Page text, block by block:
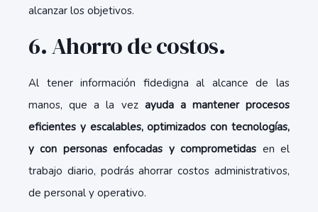
alcanzar los objetivos.
6. Ahorro de costos.
Al tener información fidedigna al alcance de las
manos, que a la vez ayuda a mantener procesos
eficientes y escalables, optimizados con tecnologías,
y con personas enfocadas y comprometidas en el
trabajo diario, podrás ahorrar costos administrativos,
de personal y operativo.